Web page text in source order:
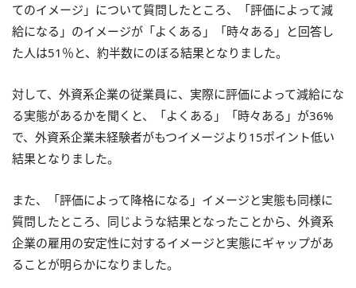
てのイメージ」について質問したところ、「評価によって減
給になる」のイメージが「よくある」「時々ある」と回答し
た人は51％と、約半数にのぼる結果となりました。
対して、外資系企業の従業員に、実際に評価によって減給にな
る実態があるかを聞くと、「よくある」「時々ある」が36%
で、外資系企業未経験者がもつイメージより15ポイント低い
結果となりました。
また、「評価によって降格になる」イメージと実態も同様に
質問したところ、同じような結果となったことから、外資系
企業の雇用の安定性に対するイメージと実態にギャップがあ
ることが明らかになりました。